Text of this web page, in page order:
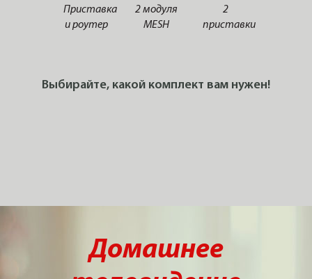
Приставка
и роутер
2 модуля
MESH
2
приставки
Выбирайте, какой комплект вам нужен!
Домашнее